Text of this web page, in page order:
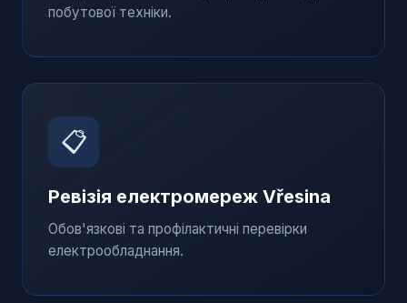
побутової техніки.
📋
Ревізія електромереж Vřesina
Обов'язкові та профілактичні перевірки
електрообладнання.